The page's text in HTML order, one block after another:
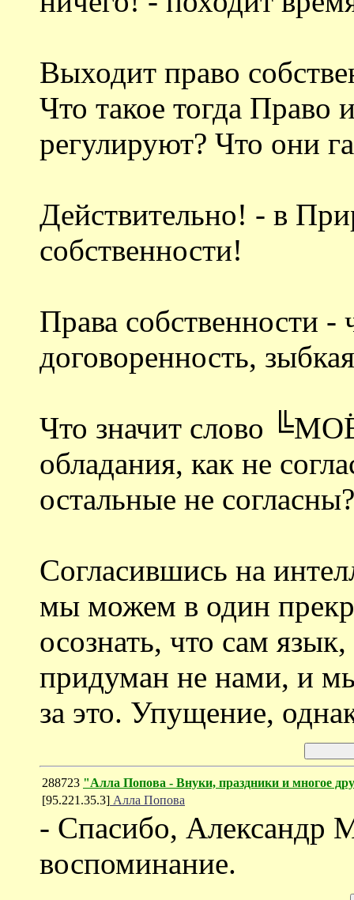
Выходит право
Что такое тогда
регулируют? Что они
Действительно! - в
собственности!
Права собственности -
договоренность,
Что значит слово
обладания, как не
остальные не согласны?
Согласившись на
мы можем в один
осознать, что сам
придуман не нами, и
за это. Упущение,
288723 "Алла Попова - Внуки, праздники и многое
[95.221.35.3] Алла Попова
- Спасибо, Александр
воспоминание.